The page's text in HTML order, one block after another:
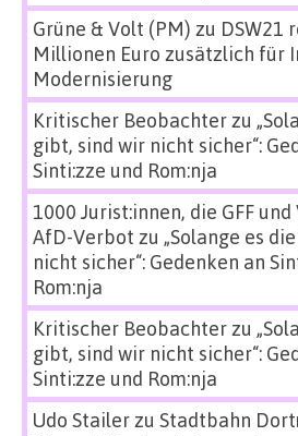
Grüne & Volt (PM) zu DSW21
Millionen Euro zusätzlich für
Modernisierung
Kritischer Beobachterzu
gibt, sind wir nicht sicher“:
Sinti:zze und Rom:nja
1000 Jurist:innen, die GFF
AfD-Verbot zu „Solange es
nicht sicher“: Gedenken an
Rom:nja
Kritischer Beobachterzu
gibt, sind wir nicht sicher“:
Sinti:zze und Rom:nja
Udo Stailerzu Stadtbahn